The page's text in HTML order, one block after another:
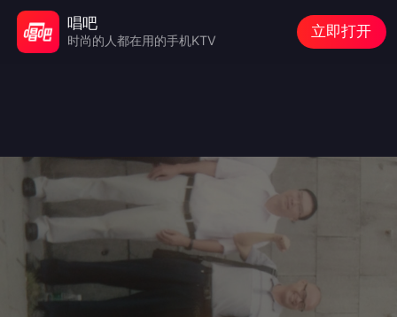
唱吧
时尚的人都在用的手机KTV
立即打开